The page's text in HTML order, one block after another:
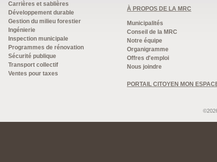
Carrières et sablières
Développement durable
Gestion du milieu forestier
Ingénierie
Inspection municipale
Programmes de rénovation
Sécurité publique
Transport collectif
Ventes pour taxes
À PROPOS DE LA MRC
Municipalités
Conseil de la MRC
Notre équipe
Organigramme
Offres d'emploi
Nous joindre
PORTAIL CITOYEN MON